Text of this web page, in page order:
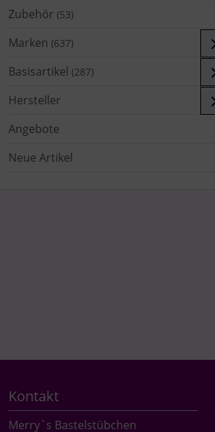
Zubehör (53)
Marken (637)
Basisartikel (287)
Hersteller
Angebote
Neue Artikel
Kontakt
Merry`s Bastelstübchen